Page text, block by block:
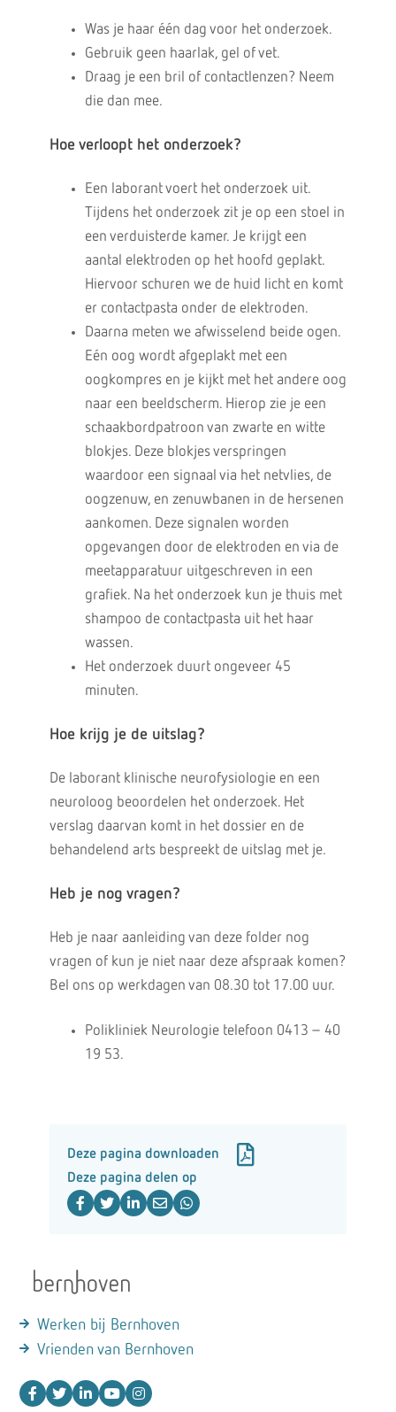
Was je haar één dag voor het onderzoek.
Gebruik geen haarlak, gel of vet.
Draag je een bril of contactlenzen? Neem
die dan mee.
Hoe verloopt het onderzoek?
Een laborant voert het onderzoek uit.
Tijdens het onderzoek zit je op een stoel in
een verduisterde kamer. Je krijgt een
aantal elektroden op het hoofd geplakt.
Hiervoor schuren we de huid licht en komt
er contactpasta onder de elektroden.
Daarna meten we afwisselend beide ogen.
Eén oog wordt afgeplakt met een
oogkompres en je kijkt met het andere oog
naar een beeldscherm. Hierop zie je een
schaakbordpatroon van zwarte en witte
blokjes. Deze blokjes verspringen
waardoor een signaal via het netvlies, de
oogzenuw, en zenuwbanen in de hersenen
aankomen. Deze signalen worden
opgevangen door de elektroden en via de
meetapparatuur uitgeschreven in een
grafiek. Na het onderzoek kun je thuis met
shampoo de contactpasta uit het haar
wassen.
Het onderzoek duurt ongeveer 45
minuten.
Hoe krijg je de uitslag?
De laborant klinische neurofysiologie en een
neuroloog beoordelen het onderzoek. Het
verslag daarvan komt in het dossier en de
behandelend arts bespreekt de uitslag met je.
Heb je nog vragen?
Heb je naar aanleiding van deze folder nog
vragen of kun je niet naar deze afspraak komen?
Bel ons op werkdagen van 08.30 tot 17.00 uur.
Polikliniek Neurologie telefoon 0413 – 40
19 53.
Deze pagina downloaden
Deze pagina delen op
Werken bij Bernhoven
Vrienden van Bernhoven